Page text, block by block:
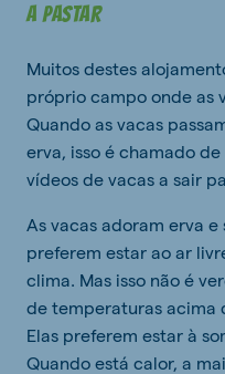
A pastar
Muitos destes
próprio campo onde as
Quando as vacas
erva, isso é chamado
vídeos de vacas a sair
As vacas adoram erva e
preferem estar ao ar
clima. Mas isso não é
de temperaturas acima
Elas preferem estar à
Quando está calor, a